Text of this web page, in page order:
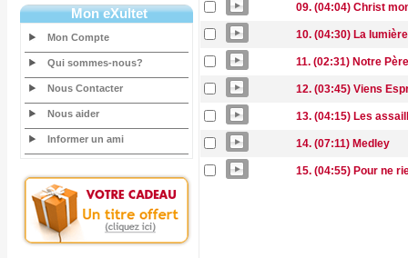
Mon eXultet
Mon Compte
Qui sommes-nous?
Nous Contacter
Nous aider
Informer un ami
09. (04:04) Christ
10. (04:30) La
11. (02:31) Notre
12. (03:45) Viens
13. (04:15) Les
14. (07:11) Medley
15. (04:55) Pour ne